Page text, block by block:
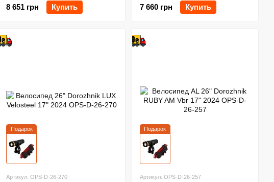
8 651 грн
Купить
7 660 грн
Купить
Подарок
Артикул: OPS-D-26-270
Подарок
Артикул: OPS-D-26-257